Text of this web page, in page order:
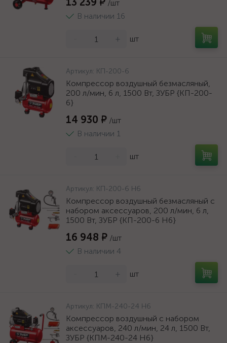
/шт
В наличии 16
+ шт
Артикул: КП-200-6
Компрессор воздушный безмасляный,
200 л/мин, 6 л, 1500 Вт, ЗУБР {КП-200-
6}
14 930 ₽ /шт
В наличии 1
шт
Артикул: КП-200-6 Н6
Компрессор воздушный безмасляный с
набором аксессуаров, 200 л/мин, 6 л,
1500 Вт, ЗУБР {КП-200-6 Н6}
16 948 ₽ /шт
В наличии 4
+ шт
Артикул: КПМ-240-24 Н6
Компрессор воздушный с набором
аксессуаров, 240 л/мин, 24 л, 1500 Вт,
ЗУБР {КПМ-240-24 Н6}